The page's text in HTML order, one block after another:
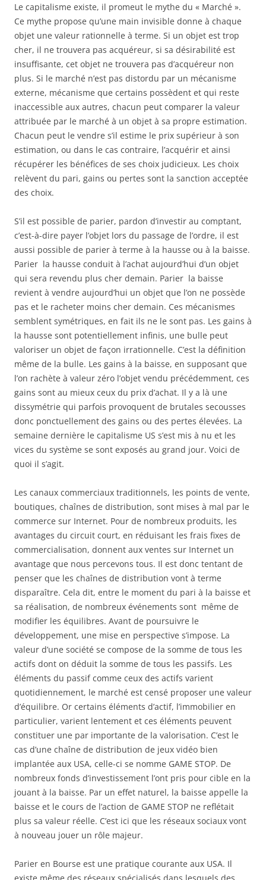
Le capitalisme existe, il promeut le mythe du « Marché ».
Ce mythe propose qu’une main invisible donne à chaque
objet une valeur rationnelle à terme. Si un objet est trop
cher, il ne trouvera pas acquéreur, si sa désirabilité est
insuffisante, cet objet ne trouvera pas d’acquéreur non
plus. Si le marché n’est pas distordu par un mécanisme
externe, mécanisme que certains possèdent et qui reste
inaccessible aux autres, chacun peut comparer la valeur
attribuée par le marché à un objet à sa propre estimation.
Chacun peut le vendre s’il estime le prix supérieur à son
estimation, ou dans le cas contraire, l’acquérir et ainsi
récupérer les bénéfices de ses choix judicieux. Les choix
relèvent du pari, gains ou pertes sont la sanction acceptée
des choix.
S’il est possible de parier, pardon d’investir au comptant,
c’est-à-dire payer l’objet lors du passage de l’ordre, il est
aussi possible de parier à terme à la hausse ou à la baisse.
Parier la hausse conduit à l’achat aujourd’hui d’un objet
qui sera revendu plus cher demain. Parier la baisse
revient à vendre aujourd’hui un objet que l’on ne possède
pas et le racheter moins cher demain. Ces mécanismes
semblent symétriques, en fait ils ne le sont pas. Les gains à
la hausse sont potentiellement infinis, une bulle peut
valoriser un objet de façon irrationnelle. C’est la définition
même de la bulle. Les gains à la baisse, en supposant que
l’on rachète à valeur zéro l’objet vendu précédemment, ces
gains sont au mieux ceux du prix d’achat. Il y a là une
dissymétrie qui parfois provoquent de brutales secousses
donc ponctuellement des gains ou des pertes élevées. La
semaine dernière le capitalisme US s’est mis à nu et les
vices du système se sont exposés au grand jour. Voici de
quoi il s’agit.
Les canaux commerciaux traditionnels, les points de vente,
boutiques, chaînes de distribution, sont mises à mal par le
commerce sur Internet. Pour de nombreux produits, les
avantages du circuit court, en réduisant les frais fixes de
commercialisation, donnent aux ventes sur Internet un
avantage que nous percevons tous. Il est donc tentant de
penser que les chaînes de distribution vont à terme
disparaître. Cela dit, entre le moment du pari à la baisse et
sa réalisation, de nombreux événements sont même de
modifier les équilibres. Avant de poursuivre le
développement, une mise en perspective s’impose. La
valeur d’une société se compose de la somme de tous les
actifs dont on déduit la somme de tous les passifs. Les
éléments du passif comme ceux des actifs varient
quotidiennement, le marché est censé proposer une valeur
d’équilibre. Or certains éléments d’actif, l’immobilier en
particulier, varient lentement et ces éléments peuvent
constituer une par importante de la valorisation. C’est le
cas d’une chaîne de distribution de jeux vidéo bien
implantée aux USA, celle-ci se nomme GAME STOP. De
nombreux fonds d’investissement l’ont pris pour cible en la
jouant à la baisse. Par un effet naturel, la baisse appelle la
baisse et le cours de l’action de GAME STOP ne reflétait
plus sa valeur réelle. C’est ici que les réseaux sociaux vont
à nouveau jouer un rôle majeur.
Parier en Bourse est une pratique courante aux USA. Il